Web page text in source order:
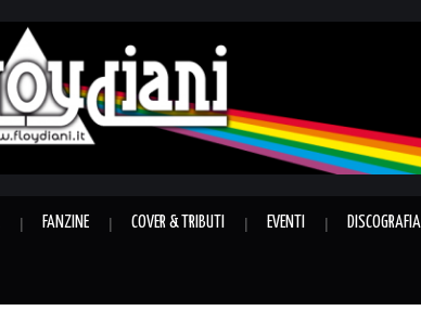
FANZINE COVER & TRIBUTI EVENTI DISCOGRAFIA